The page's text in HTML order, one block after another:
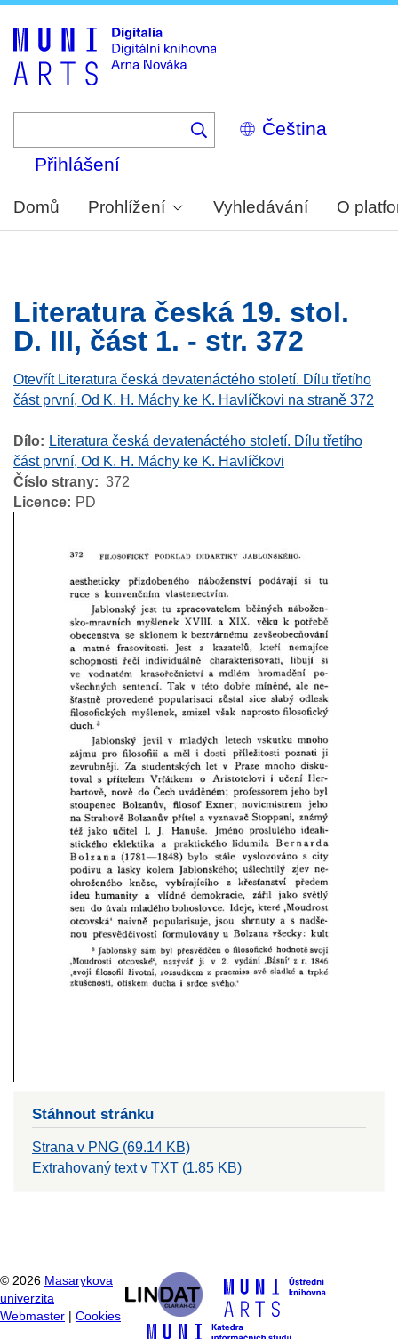
Select
your
Přihlášení
Domů Prohlížení Vyhledávání O
Literatura česká 19. stol.
D. III, část 1. - str. 372
Otevřít Literatura česká devatenáctého století. Dílu třetího
část první, Od K. H. Máchy ke K. Havlíčkovi na straně 372
Dílo
Literatura česká devatenáctého století. Dílu třetího
část první, Od K. H. Máchy ke K. Havlíčkovi
Číslo strany
372
Licence
PD
Stáhnout stránku
Strana v PNG (69.14 KB)
Extrahovaný text v TXT (1.85 KB)
© 2026 Masarykova
univerzita
Webmaster
Cookies